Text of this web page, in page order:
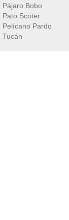
Pájaro Bobo
Pato Scoter
Pelícano Pardo
Tucán